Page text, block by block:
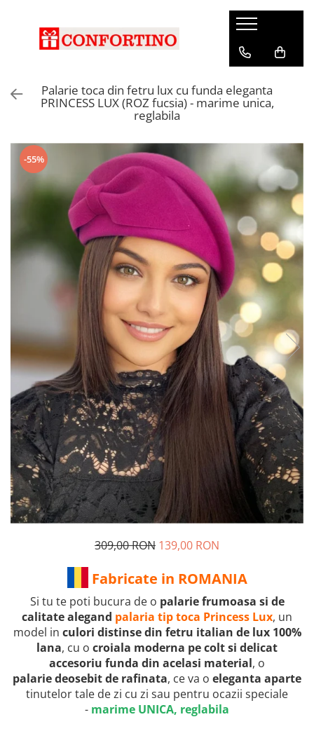
Palarie toca din fetru lux cu funda eleganta
PRINCESS LUX (ROZ fucsia) - marime unica,
reglabila
-55%
309,00 RON 139,00 RON
Fabricate in ROMANIA
Si tu te poti bucura de o palarie frumoasa si de
calitate alegand palaria tip toca Princess Lux, un
model in culori distinse din fetru italian de lux 100%
lana, cu o croiala moderna pe colt si delicat
accesoriu funda din acelasi material, o
palarie deosebit de rafinata, ce va o eleganta aparte
tinutelor tale de zi cu zi sau pentru ocazii speciale
- marime UNICA, reglabila